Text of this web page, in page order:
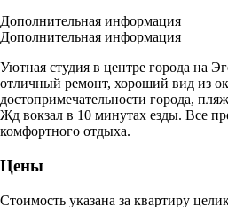
Дополнительная информация
Дополнительная информация
Уютная студия в центре города на
отличный ремонт, хороший вид из
достопримечательности города,
Жд вокзал в 10 минутах езды. Все
комфортного отдыха.
Цены
Стоимость указана за квартиру